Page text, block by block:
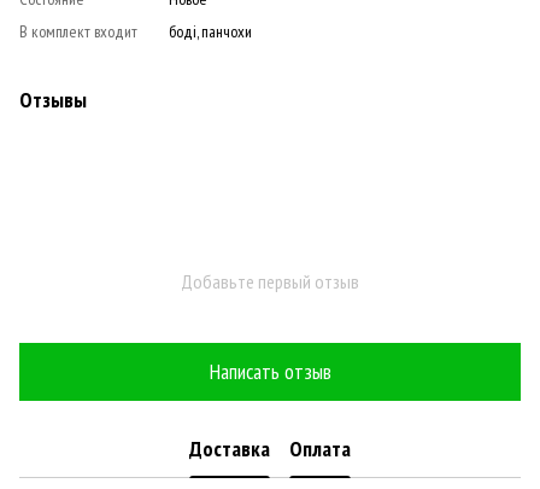
В комплект входит
боді, панчохи
Отзывы
Добавьте первый отзыв
Написать отзыв
Доставка Оплата